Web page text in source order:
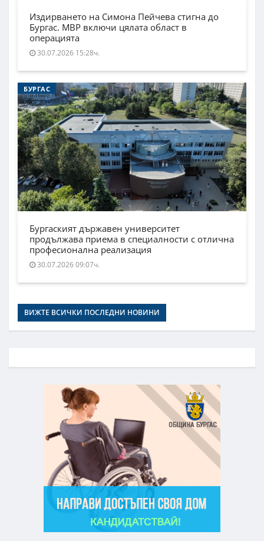
Издирването на Симона Пейчева стигна до
Бургас. МВР включи цялата област в
операцията
30.07.2026 15:28ч.
БУРГАС
Бургаският държавен университет
продължава приема в специалности с отлична
професионална реализация
30.07.2026 09:07ч.
ВИЖТЕ ВСИЧКИ ПОСЛЕДНИ НОВИНИ